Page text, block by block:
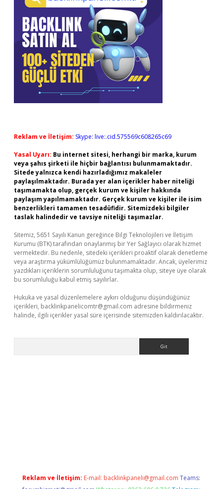
Reklam ve İletişim: Skype: live:.cid.575569c608265c69
Yasal Uyarı: Bu internet sitesi, herhangi bir marka, kurum
veya şahıs şirketi ile hiçbir bağlantısı bulunmamaktadır.
Sitede yalnızca kendi hazırladığımız makaleler
paylaşılmaktadır. Burada yer alan içerikler haber niteliği
taşımamakta olup, gerçek kurum ve kişiler hakkında
paylaşım yapılmamaktadır. Gerçek kurum ve kişiler ile isim
benzerlikleri tamamen tesadüfidir. Sitemizdeki bilgiler
taslak halindedir ve tavsiye niteliği taşımazlar.
Sitemiz, 5651 Sayılı Kanun gereğince Bilgi Teknolojileri ve İletişim
Kurumu (BTK) tarafından onaylanmış bir Yer Sağlayıcı olarak hizmet
vermektedir. Bu nedenle, sitedeki içerikleri proaktif olarak denetleme
veya araştırma yükümlülüğümüz bulunmamaktadır. Ancak, üyelerimiz
yazdıkları içeriklerin sorumluluğunu taşımakta olup, siteye üye olarak
bu sorumluluğu kabul etmiş sayılırlar.
Hukuka ve yasal düzenlemelere aykırı olduğunu düşündüğünüz
içerikleri, backlinkpanelicomtr@gmail.com adresine bildirmeniz
halinde, ilgili içerikler yasal süre içerisinde sitemizden kaldırılacaktır.
Reklam ve İletişim: E-mail: backlinkpaneli@gmail.com Teams: